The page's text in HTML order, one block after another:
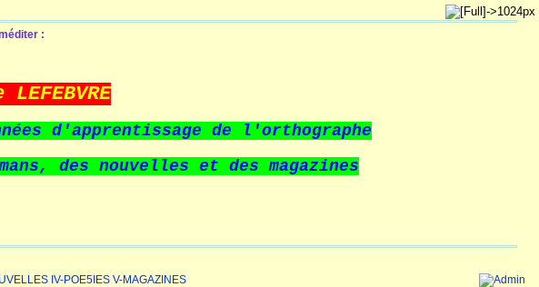
:
d'apprentissage de l'orthographe
des nouvelles et des magazines